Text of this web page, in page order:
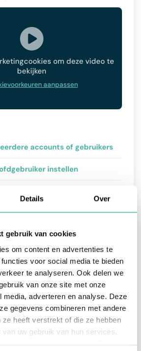
Details Over
gebruik van cookies
om content en advertenties te
voor social media te bieden
te analyseren. Ook delen we
van onze site met onze
media, adverteren en analyse. Deze
gegevens combineren met andere
ze heeft verstrekt of die ze hebben
uw gebruik van hun services.
om deze video te
bekijken
aanpassen
accounts of gebruikers
instellen
is de module CRM een tool voor
er de gegevens van
bedrijven, locaties en
helemaal zelf welke
bij te houden.
Twizzit eenvoudig gegevens
. Jullie houden als club de
over de gegevens die in de
gedeeld worden met de